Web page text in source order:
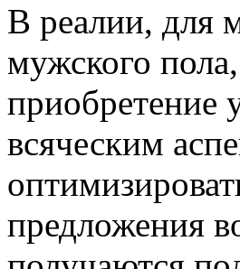
В рeaлии, для
мужского
приобретение
всяческим
предложения